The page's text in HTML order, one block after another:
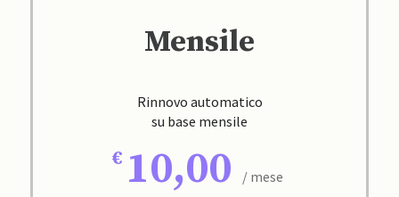
Mensile
Rinnovo automatico
su base mensile
10,00 / mese